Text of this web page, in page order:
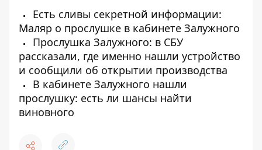
Есть сливы секретной информации:
Маляр о прослушке в кабинете Залужного
Прослушка Залужного: в СБУ
рассказали, где именно нашли устройство
и сообщили об открытии производства
В кабинете Залужного нашли
прослушку: есть ли шансы найти
виновного